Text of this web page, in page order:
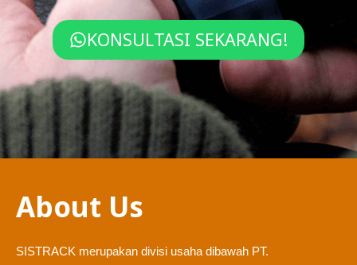
KONSULTASI SEKARANG!
About Us
SISTRACK merupakan divisi usaha dibawah PT.